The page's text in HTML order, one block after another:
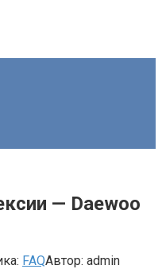
— Daewoo
FAQАвтор: admin